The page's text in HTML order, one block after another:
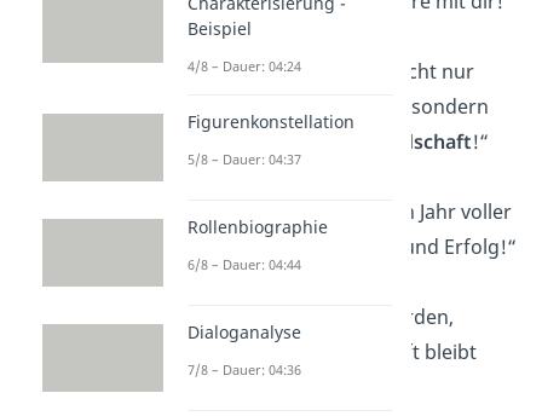
„Heute feiern wir nicht nur
deinen Geburtstag, sondern
Freundschaft!“
„Ich wünsche dir ein Jahr voller
, Gesundheit und Erfolg!“
„Egal wie alt wir werden,
unsere Freundschaft bleibt
Beispiel
4/8 – Dauer: 04:24
Figurenkonstellation
5/8 – Dauer: 04:37
Rollenbiographie
6/8 – Dauer: 04:44
Dialoganalyse
7/8 – Dauer: 04:36